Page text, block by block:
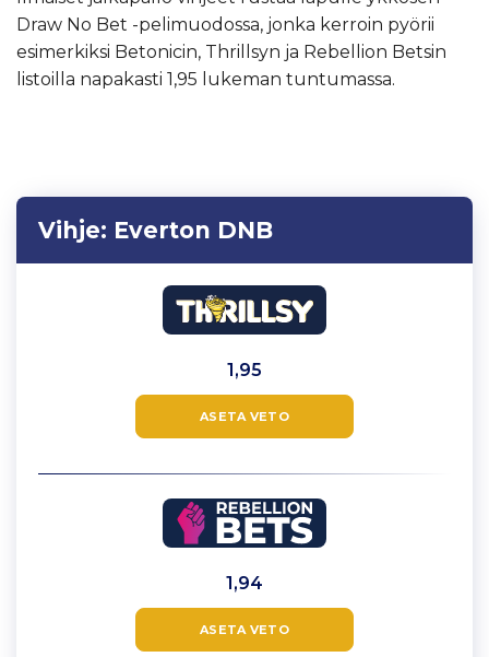
Draw No Bet -pelimuodossa, jonka kerroin pyörii
esimerkiksi Betonicin, Thrillsyn ja Rebellion Betsin
listoilla napakasti 1,95 lukeman tuntumassa.
Vihje: Everton DNB
1,95
ASETA VETO
1,94
ASETA VETO